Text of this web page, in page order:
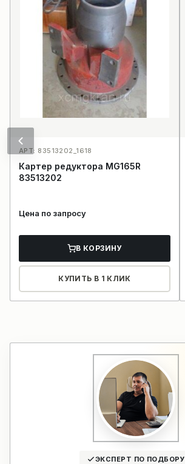
АРТ: 83513202_1618
Картер редуктора MG165R
83513202
Цена по запросу
В КОРЗИНУ
КУПИТЬ В 1 КЛИК
ЭКСПЕРТ ПО ПОДБОРУ